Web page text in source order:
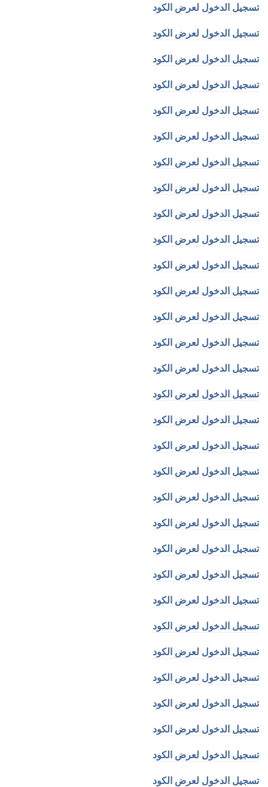
تسجيل الدخول لعرض الكود
تسجيل الدخول لعرض الكود
تسجيل الدخول لعرض الكود
تسجيل الدخول لعرض الكود
تسجيل الدخول لعرض الكود
تسجيل الدخول لعرض الكود
تسجيل الدخول لعرض الكود
تسجيل الدخول لعرض الكود
تسجيل الدخول لعرض الكود
تسجيل الدخول لعرض الكود
تسجيل الدخول لعرض الكود
تسجيل الدخول لعرض الكود
تسجيل الدخول لعرض الكود
تسجيل الدخول لعرض الكود
تسجيل الدخول لعرض الكود
تسجيل الدخول لعرض الكود
تسجيل الدخول لعرض الكود
تسجيل الدخول لعرض الكود
تسجيل الدخول لعرض الكود
تسجيل الدخول لعرض الكود
تسجيل الدخول لعرض الكود
تسجيل الدخول لعرض الكود
تسجيل الدخول لعرض الكود
تسجيل الدخول لعرض الكود
تسجيل الدخول لعرض الكود
تسجيل الدخول لعرض الكود
تسجيل الدخول لعرض الكود
تسجيل الدخول لعرض الكود
تسجيل الدخول لعرض الكود
تسجيل الدخول لعرض الكود
تسجيل الدخول لعرض الكود